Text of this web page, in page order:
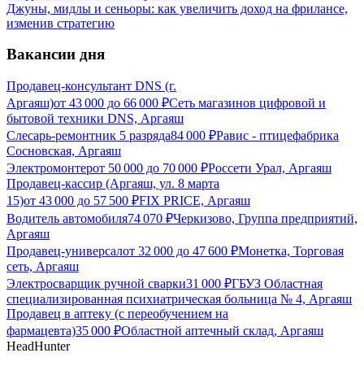
Джуны, мидлы и сеньоры: как увеличить доход на фрилансе,
изменив стратегию
Вакансии дня
Продавец-консультант DNS (г.
Аргаяш)от 43 000 до 66 000 ₽Сеть магазинов цифровой и
бытовой техники DNS, Аргаяш
Слесарь-ремонтник 5 разряда84 000 ₽Равис - птицефабрика
Сосновская, Аргаяш
Электромонтерот 50 000 до 70 000 ₽Россети Урал, Аргаяш
Продавец-кассир (Аргаяш, ул. 8 марта
15)от 43 000 до 57 500 ₽FIX PRICE, Аргаяш
Водитель автомобиля74 070 ₽Черкизово, Группа предприятий,
Аргаяш
Продавец-универсалот 32 000 до 47 600 ₽Монетка, Торговая
сеть, Аргаяш
Электросварщик ручной сварки31 000 ₽ГБУЗ Областная
специализированная психиатрическая больница № 4, Аргаяш
Продавец в аптеку (с переобучением на
фармацевта)35 000 ₽Областной аптечный склад, Аргаяш
HeadHunter